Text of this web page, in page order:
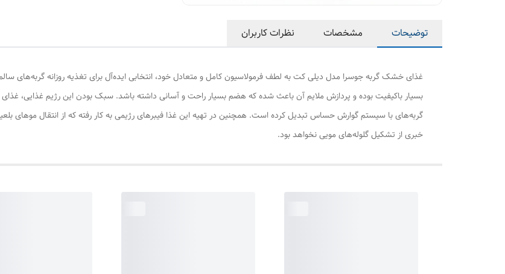
توضیحات مشخصات نظرات کاربران
غذای خشک گربه جوسرا مدل دیلی کت به لطف فرمولاسیون کامل و متعادل خود، انتخابی ایده‌آل برای تغذیه روزانه گربه‌های
بسیار باکیفیت بوده و پردازش ملایم آن باعث شده که هضم بسیار راحت و آسانی داشته باشد. سبک بودن این رژیم غذایی،
گربه‌های با سیستم گوارش حساس تبدیل کرده است. همچنین در تهیه این غذا فیبرهای رژیمی به کار رفته که از انتقال موهای
خبری از تشکیل گلوله‌های مویی نخواهد بود.